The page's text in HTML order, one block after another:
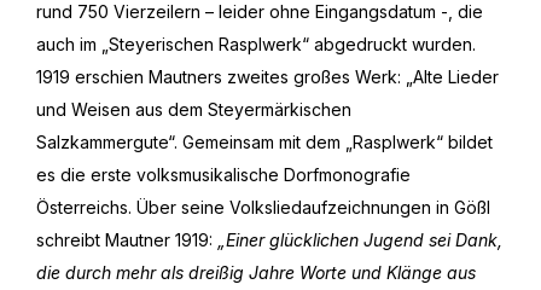
rund 750 Vierzeilern – leider ohne Eingangsdatum -, die
auch im „Steyerischen Rasplwerk“ abgedruckt wurden.
1919 erschien Mautners zweites großes Werk: „Alte Lieder
und Weisen aus dem Steyermärkischen
Salzkammergute“. Gemeinsam mit dem „Rasplwerk“ bildet
es die erste volksmusikalische Dorfmonografie
Österreichs. Über seine Volksliedaufzeichnungen in Gößl
schreibt Mautner 1919:
„Einer glücklichen Jugend sei Dank,
die durch mehr als dreißig Jahre Worte und Klänge aus